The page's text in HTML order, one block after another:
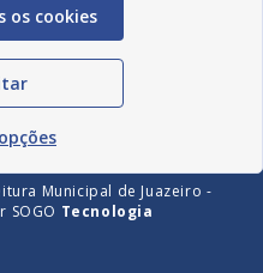
Municipal de Juazeiro -
SOGO Tecnologia
os cookies